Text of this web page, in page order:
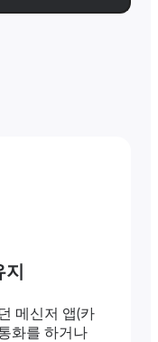
메신저 앱(카
화를 하거나